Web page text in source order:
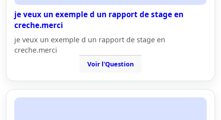
je veux un exemple d un rapport de stage en
creche.merci
je veux un exemple d un rapport de stage en
creche.merci
Voir l'Question